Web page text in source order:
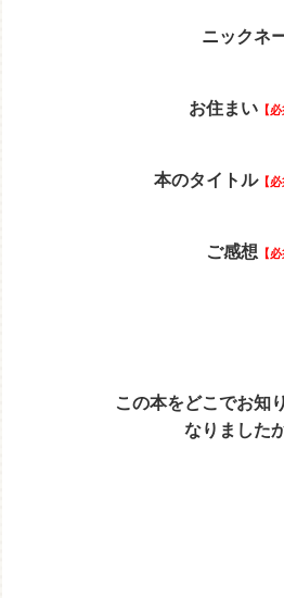
ニックネ
お住まい 必
本のタイトル 必
ご感想 必
この本をどこでお知
なりました